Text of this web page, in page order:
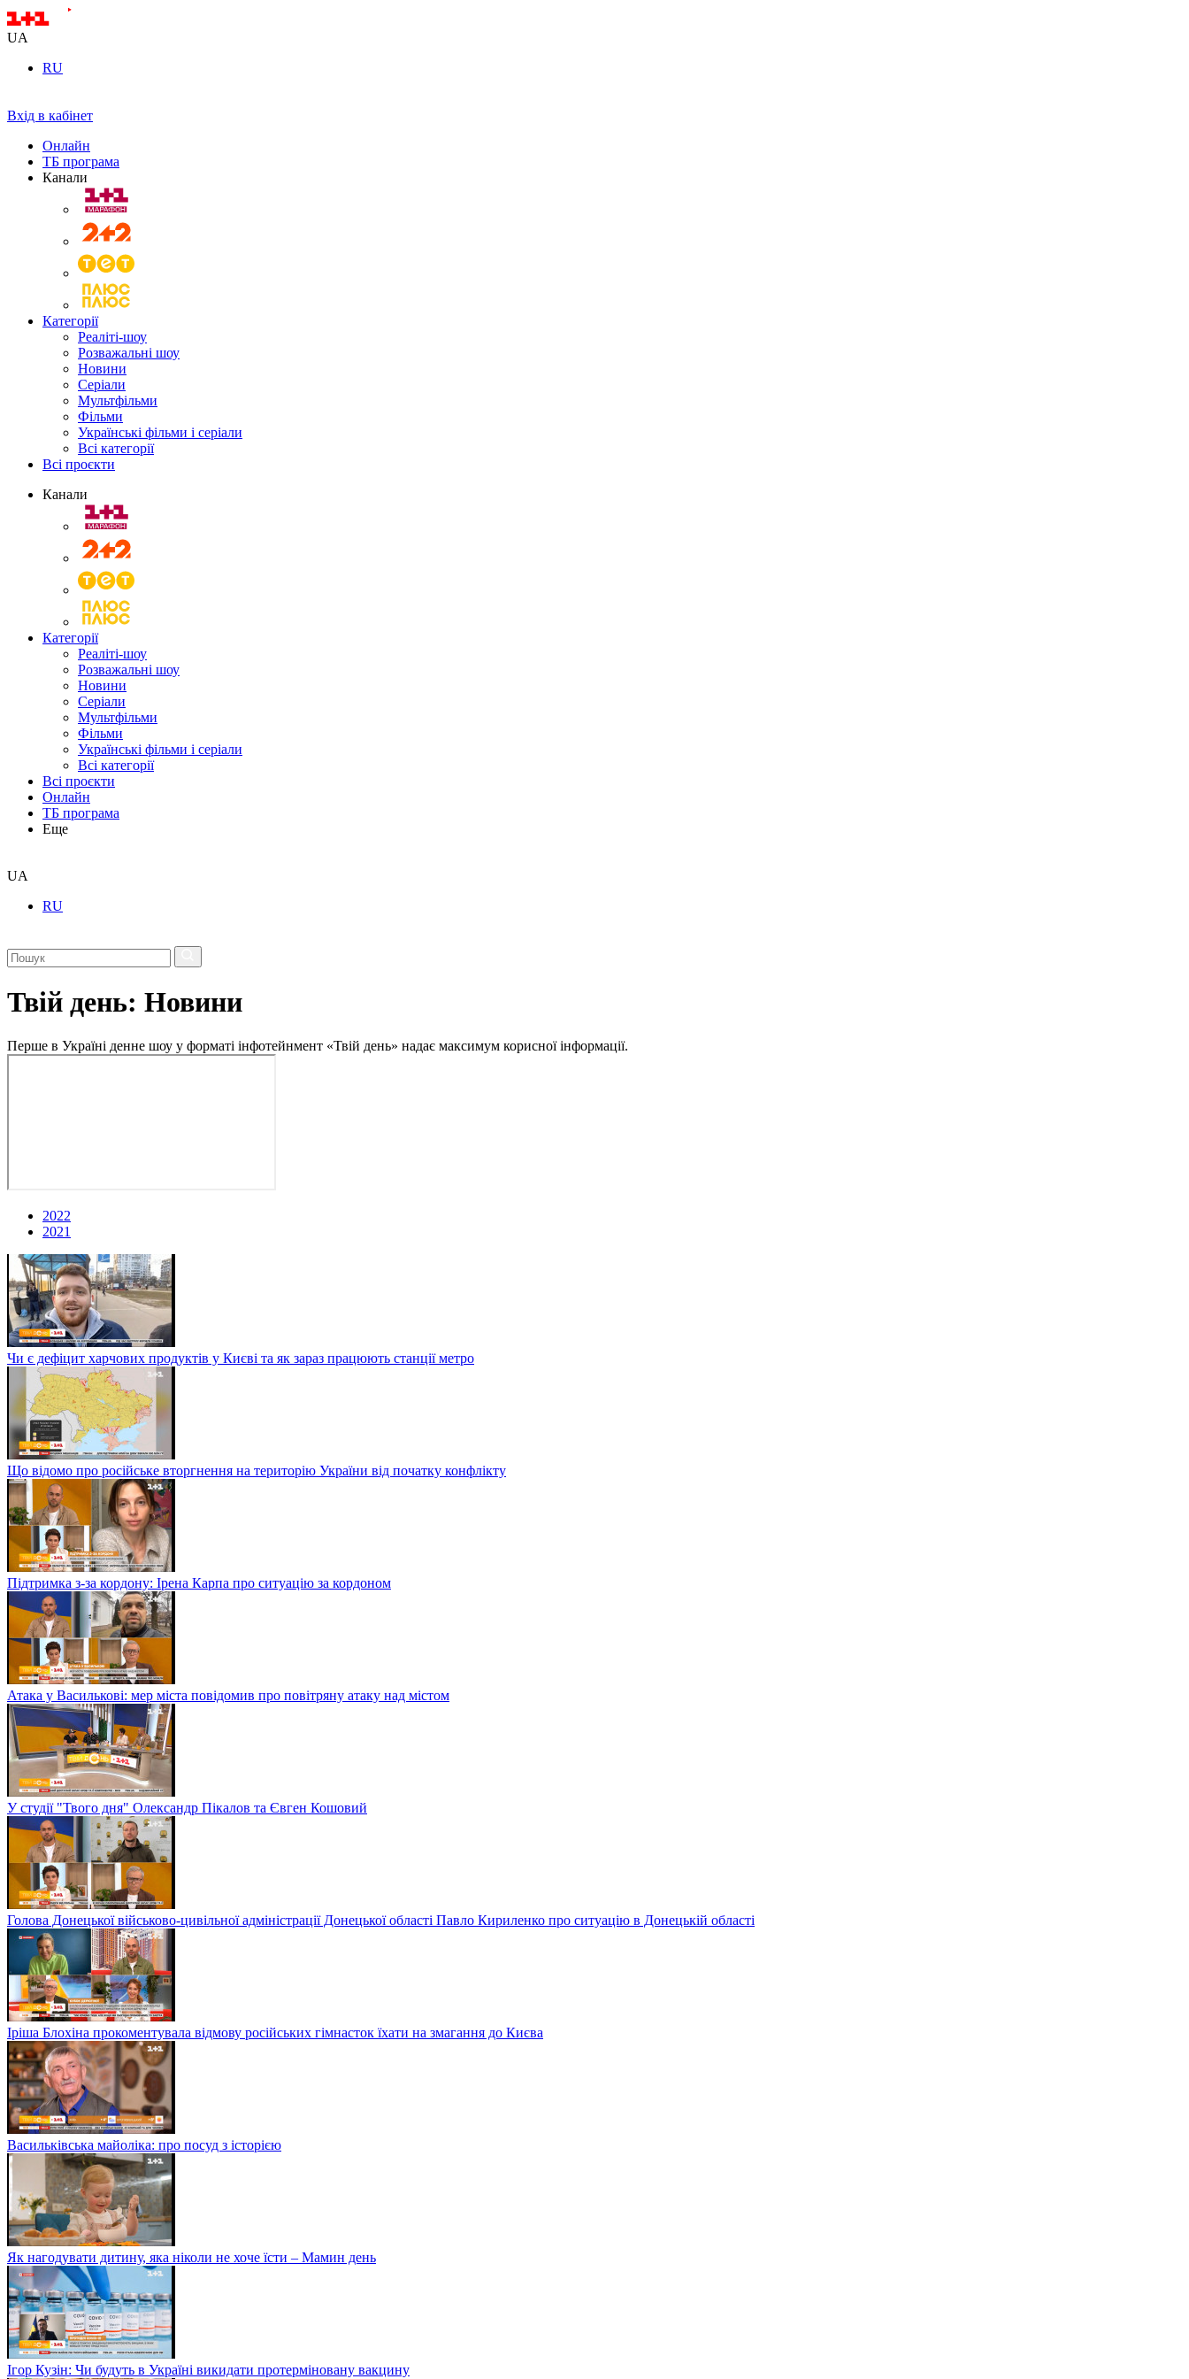
UA
RU
Вхід в кабінет
Онлайн
ТБ програма
Канали
Категорії
Реаліті-шоу
Розважальні шоу
Новини
Серіали
Мультфільми
Фільми
Українські фільми і серіали
Всі категорії
Всі проєкти
Канали
Категорії
Реаліті-шоу
Розважальні шоу
Новини
Серіали
Мультфільми
Фільми
Українські фільми і серіали
Всі категорії
Всі проєкти
Онлайн
ТБ програма
Еще
UA
RU
Твій день: Новини
Перше в Україні денне шоу у форматі інфотейнмент «Твій день» надає максимум корисної інформації.
2022
2021
Чи є дефіцит харчових продуктів у Києві та як зараз працюють станції метро
Що відомо про російське вторгнення на територію України від початку конфлікту
Підтримка з-за кордону: Ірена Карпа про ситуацію за кордоном
Атака у Василькові: мер міста повідомив про повітряну атаку над містом
У студії "Твого дня" Олександр Пікалов та Євген Кошовий
Голова Донецької військово-цивільної адміністрації Донецької області Павло Кириленко про ситуацію в Донецькій області
Іріша Блохіна прокоментувала відмову російських гімнасток їхати на змагання до Києва
Васильківська майоліка: про посуд з історією
Як нагодувати дитину, яка ніколи не хоче їсти – Мамин день
Ігор Кузін: Чи будуть в Україні викидати протерміновану вакцину